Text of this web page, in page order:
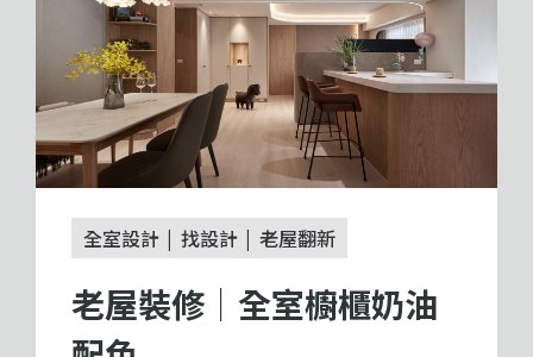
全室設計 找設計 老屋翻新
老屋裝修｜全室櫥櫃奶油